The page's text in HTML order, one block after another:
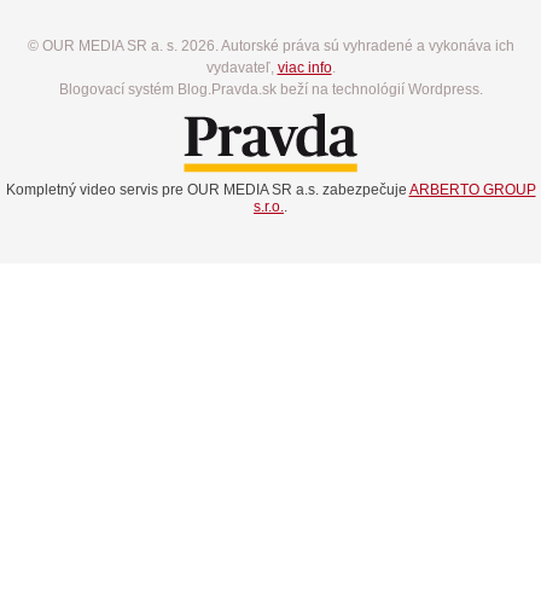
© OUR MEDIA SR a. s. 2026. Autorské práva sú vyhradené a vykonáva ich
vydavateľ, viac info.
Blogovací systém Blog.Pravda.sk beží na technológií Wordpress.
Kompletný video servis pre OUR MEDIA SR a.s. zabezpečuje ARBERTO GROUP
s.r.o.